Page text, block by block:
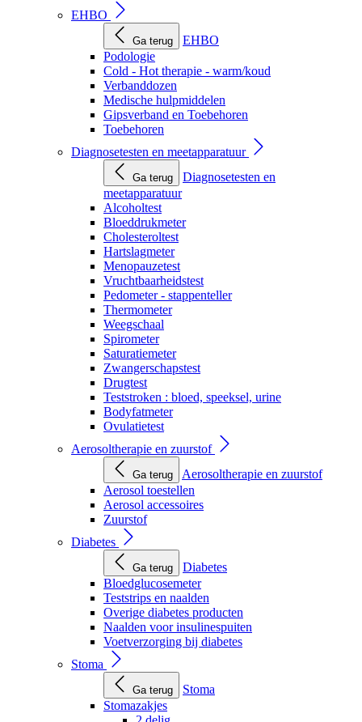
EHBO
Ga terug
EHBO
Podologie
Cold - Hot therapie - warm/koud
Verbanddozen
Medische hulpmiddelen
Gipsverband en Toebehoren
Toebehoren
Diagnosetesten en meetapparatuur
Ga terug
Diagnosetesten en
meetapparatuur
Alcoholtest
Bloeddrukmeter
Cholesteroltest
Hartslagmeter
Menopauzetest
Vruchtbaarheidstest
Pedometer - stappenteller
Thermometer
Weegschaal
Spirometer
Saturatiemeter
Zwangerschapstest
Drugtest
Teststroken : bloed, speeksel, urine
Bodyfatmeter
Ovulatietest
Aerosoltherapie en zuurstof
Ga terug
Aerosoltherapie en zuurstof
Aerosol toestellen
Aerosol accessoires
Zuurstof
Diabetes
Ga terug
Diabetes
Bloedglucosemeter
Teststrips en naalden
Overige diabetes producten
Naalden voor insulinespuiten
Voetverzorging bij diabetes
Stoma
Ga terug
Stoma
Stomazakjes